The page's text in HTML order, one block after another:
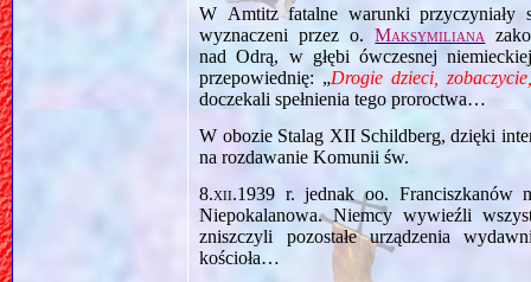
W Amtitz fatalne warunki przyczyniały
wyznaczeni przez o.Maksymiliana
nad Odrą, w głębi ówczesnej
przepowiednię: „Drogie dzieci,
doczekali spełnienia tego proroctwa…
W obozie Stalag XII Schildberg, dzięki
na rozdawanie Komunii św.
8.xii.1939 r. jednak oo. Franciszkanów
Niepokalanowa. Niemcy wywieźli
zniszczyli pozostałe urządzenia
kościoła…